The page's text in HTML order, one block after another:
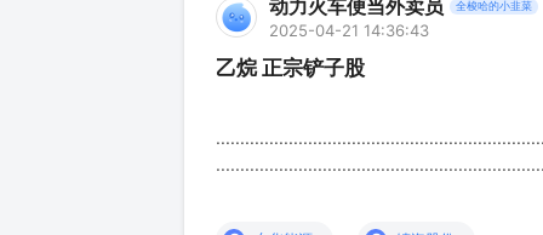
动力火车便当外卖员 全梭哈的小韭菜
2025-04-21 14:36:43
乙烷 正宗铲子股